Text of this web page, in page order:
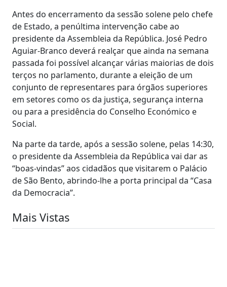
Antes do encerramento da sessão solene pelo chefe
de Estado, a penúltima intervenção cabe ao
presidente da Assembleia da República. José Pedro
Aguiar-Branco deverá realçar que ainda na semana
passada foi possível alcançar várias maiorias de dois
terços no parlamento, durante a eleição de um
conjunto de representares para órgãos superiores
em setores como os da justiça, segurança interna
ou para a presidência do Conselho Económico e
Social.
Na parte da tarde, após a sessão solene, pelas 14:30,
o presidente da Assembleia da República vai dar as
“boas-vindas” aos cidadãos que visitarem o Palácio
de São Bento, abrindo-lhe a porta principal da “Casa
da Democracia”.
Mais Vistas